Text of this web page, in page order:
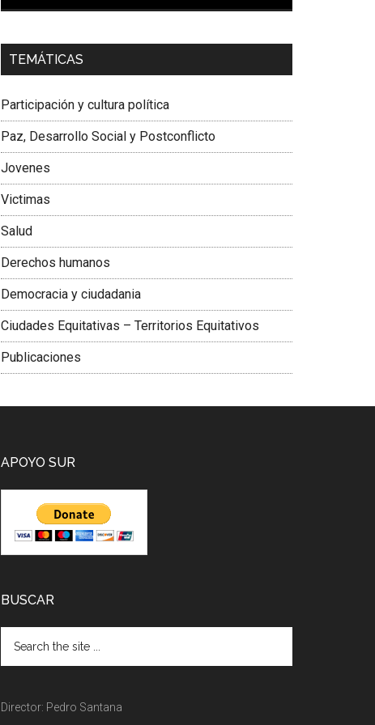
Dra. Carolina Corcho Mejía,
Latinoamericana Sur, Vicepresidenta Federación
TEMÁTICAS
Participación y cultura política
Paz, Desarrollo Social y Postconflicto
Jovenes
Victimas
Salud
Derechos humanos
Democracia y ciudadania
Ciudades Equitativas – Territorios Equitativos
Publicaciones
APOYO SUR
BUSCAR
Director: Pedro Santana